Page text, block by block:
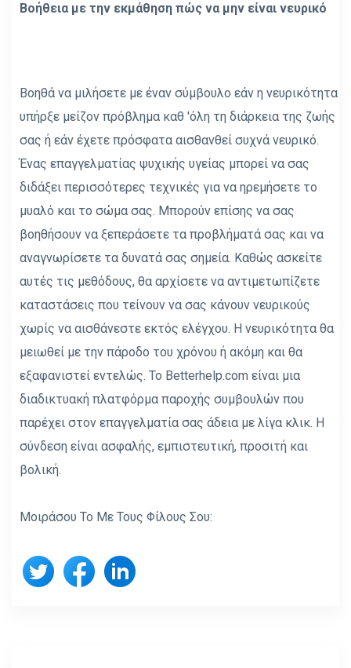
Βοήθεια με την εκμάθηση πώς να μην είναι νευρικό
Βοηθά να μιλήσετε με έναν σύμβουλο εάν η νευρικότητα
υπήρξε μείζον πρόβλημα καθ 'όλη τη διάρκεια της ζωής
σας ή εάν έχετε πρόσφατα αισθανθεί συχνά νευρικό.
Ένας επαγγελματίας ψυχικής υγείας μπορεί να σας
διδάξει περισσότερες τεχνικές για να ηρεμήσετε το
μυαλό και το σώμα σας. Μπορούν επίσης να σας
βοηθήσουν να ξεπεράσετε τα προβλήματά σας και να
αναγνωρίσετε τα δυνατά σας σημεία. Καθώς ασκείτε
αυτές τις μεθόδους, θα αρχίσετε να αντιμετωπίζετε
καταστάσεις που τείνουν να σας κάνουν νευρικούς
χωρίς να αισθάνεστε εκτός ελέγχου. Η νευρικότητα θα
μειωθεί με την πάροδο του χρόνου ή ακόμη και θα
εξαφανιστεί εντελώς. Το Betterhelp.com είναι μια
διαδικτυακή πλατφόρμα παροχής συμβουλών που
παρέχει στον επαγγελματία σας άδεια με λίγα κλικ. Η
σύνδεση είναι ασφαλής, εμπιστευτική, προσιτή και
βολική.
Μοιράσου Το Με Τους Φίλους Σου: